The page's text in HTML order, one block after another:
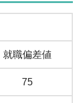
就職偏差値
75